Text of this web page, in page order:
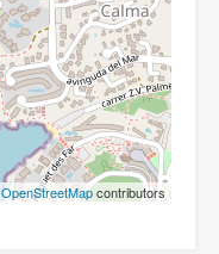
OpenStreetMapcontributors